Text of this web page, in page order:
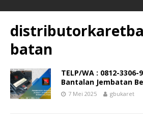
batan
TELP/WA : 0812-
Bantalan Jembatan
7 Mei 2025 gbukaret